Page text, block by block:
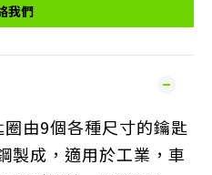
我們
由9個各種尺寸的鑰匙
製成，適用於工業，車